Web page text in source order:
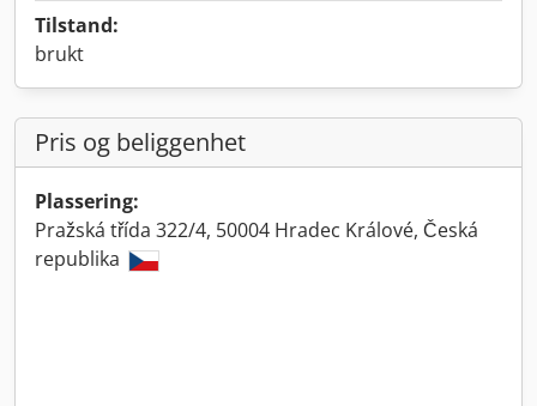
Tilstand:
brukt
Pris og beliggenhet
Plassering:
Pražská třída 322/4, 50004 Hradec Králové, Česká
republika